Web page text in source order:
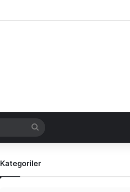
yap
...
Kategoriler